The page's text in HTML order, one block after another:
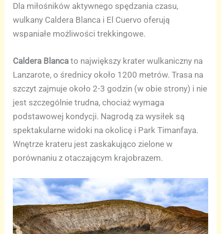
Dla miłośników aktywnego spędzania czasu,
wulkany Caldera Blanca i El Cuervo oferują
wspaniałe możliwości trekkingowe.
Caldera Blanca to największy krater wulkaniczny na
Lanzarote, o średnicy około 1200 metrów. Trasa na
szczyt zajmuje około 2-3 godzin (w obie strony) i nie
jest szczególnie trudna, chociaż wymaga
podstawowej kondycji. Nagrodą za wysiłek są
spektakularne widoki na okolicę i Park Timanfaya.
Wnętrze krateru jest zaskakująco zielone w
porównaniu z otaczającym krajobrazem.